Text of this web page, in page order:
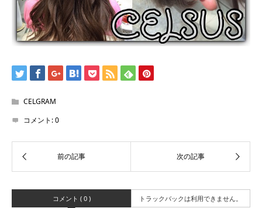
CELGRAM
コメント:0
コメント ( 0 ) トラックバックは利用できません。